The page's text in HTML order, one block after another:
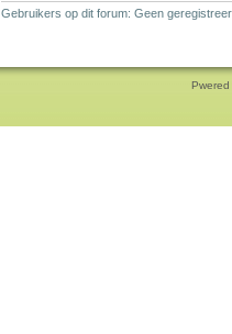
Gebruikers op dit forum: Geen